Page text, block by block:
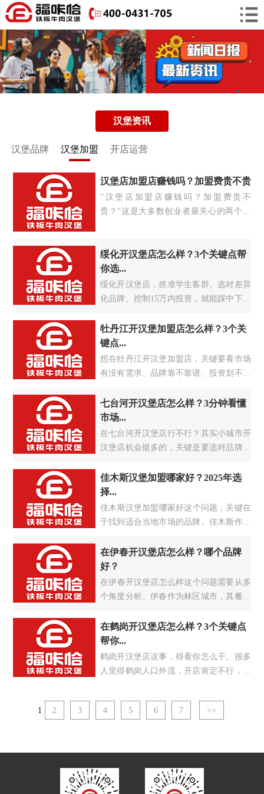
汉堡资讯
汉堡品牌 汉堡加盟 开店运营
汉堡店加盟店赚钱吗？加盟费贵不贵
"汉堡店加盟店赚钱吗？加盟费贵不
贵？"这是大多数创业者最关心的两个核
加盟汉堡店到底值不值得？今天就从多个
角度为大家分析这...
绥化开汉堡店怎么样？3个关键点帮
你选...
绥化开汉堡店，抓准学生客群、选对差异
化品牌、控制15万内投资，就能踩中下沉
15万在校生撑起稳定快餐需求，市中心仅
4家连锁汉堡店，乡镇区域空白率超
60%，竞争小机会大。
牡丹江开汉堡加盟店怎么样？3个关
键点...
想在牡丹江开汉堡加盟店，关键要看市场
有没有需求、品牌靠不靠谱、投资划不划
需求稳定，但选对品牌很重要。
七台河开汉堡店怎么样？3分钟看懂
市场...
在七台河开汉堡店行不行？其实小城市开
汉堡店机会挺多的，关键是要选对品牌、
佳木斯汉堡加盟哪家好？2025年选
择...
​佳木斯汉堡加盟哪家好这个问题，关键在
于找到适合当地市场的品牌。佳木斯作为
长，选择合适的加盟品牌很重要。
在伊春开汉堡店怎么样？哪个品牌
好？
​在伊春开汉堡店怎么样这个问题需要从多
个角度分析。伊春作为林区城市，其餐饮
接影响开店成功率。
在鹤岗开汉堡店怎么样？3个关键点
帮你...
鹤岗开汉堡店这事，得看你怎么干。很多
人觉得鹤岗人口外流，开店肯定不行，但
找准定位、选对品牌。
1
2 3 4 5 6 7 >>